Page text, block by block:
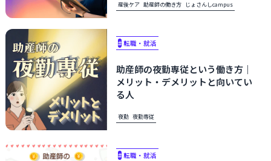
産後ケア 助産師の働き方 じょさんしcampus
# 転職・就活
助産師の夜勤専従という働き方｜
メリット・デメリットと向いてい
る人
夜勤 夜勤専従
# 転職・就活